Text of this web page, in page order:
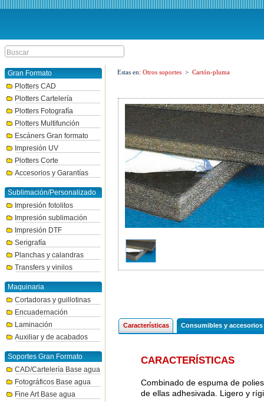
Gran Formato
Plotters CAD
Plotters Cartelería
Plotters Fotografía
Plotters Multifunción
Escáners Gran formato
Impresión UV
Plotters Corte
Accesorios y Garantías
Sublimación/Personalizado
Impresión fotolitos
Impresión sublimación
Impresión DTF
Serigrafía
Planchas y calandras
Transfers y vinilos
Maquinaria
Cortadoras y guillotinas
Encuadernación
Laminación
Auxiliar y de acabados
Soportes Gran Formato
CAD/Cartelería Base agua
Fotográficos Base agua
Fine Art Base agua
Estas en: Otros soportes > Cartón-pluma
Características Consumibles y accesorios
CARACTERÍSTICAS
Combinado de espuma de
de ellas adhesivada. Ligero y